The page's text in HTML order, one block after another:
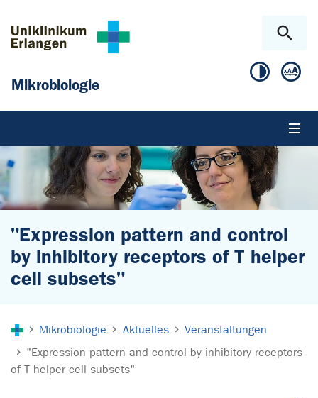
Mikrobiologie
"Expression pattern and control
by inhibitory receptors of T helper
cell subsets"
Mikrobiologie Aktuelles
Veranstaltungen
"Expression pattern and control by inhibitory receptors
of T helper cell subsets"